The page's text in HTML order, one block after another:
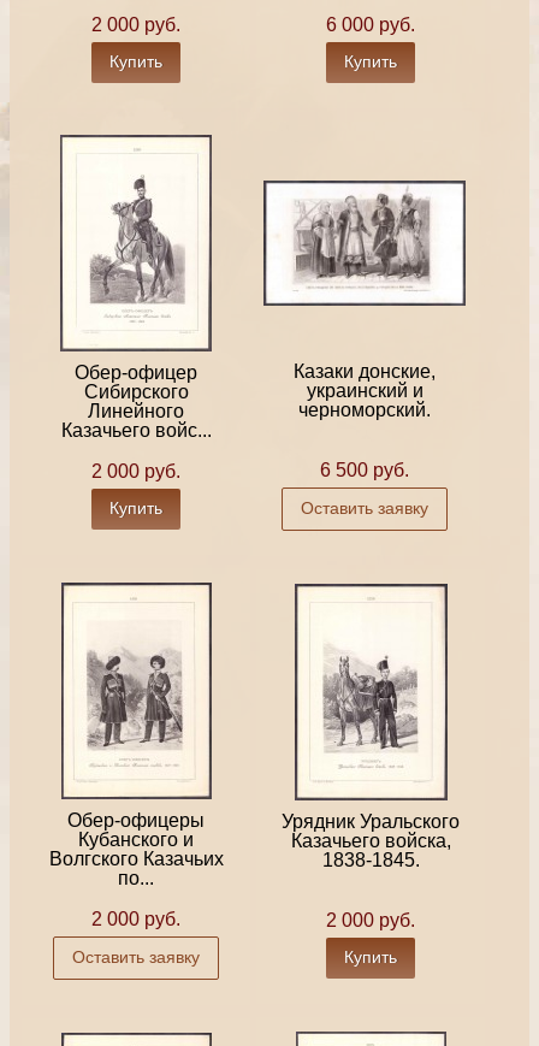
2 000 руб.
Купить
6 000 руб.
Купить
Обер-офицер
Сибирского
Линейного
Казачьего войс...
2 000 руб.
Купить
Казаки донские,
украинский и
черноморский.
6 500 руб.
Оставить заявку
Обер-офицеры
Кубанского и
Волгского Казачьих
по...
2 000 руб.
Оставить заявку
Урядник Уральского
Казачьего войска,
1838-1845.
2 000 руб.
Купить